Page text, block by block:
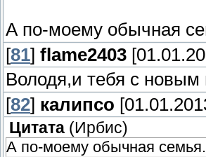
А по-моему обычная
[81] flame2403
Володя,и тебя с новым
[82] калипсо
Цитата (Ирбис)
А по-моему обычная семья.